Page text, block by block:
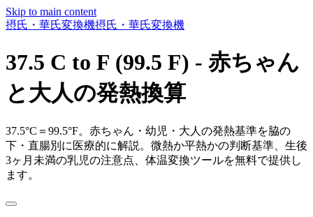
Skip to main content
摂氏・華氏変換機摂氏・華氏変換機
37.5 C to F (99.5 F) - 赤ちゃん
と大人の発熱換算
37.5°C＝99.5°F。赤ちゃん・幼児・大人の発熱基準を脇の
下・直腸別に医療的に解説。微熱か平熱かの判断基準、生後
3ヶ月未満の乳児の注意点、体温変換ツールを無料で提供し
ます。